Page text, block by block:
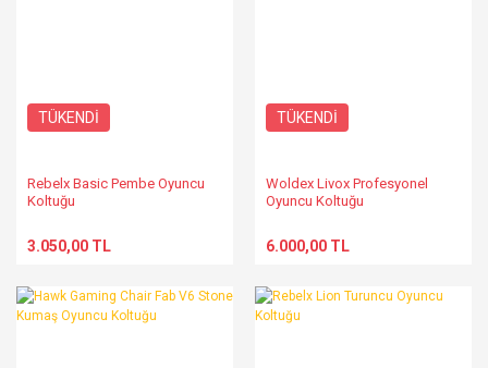
TÜKENDİ
Rebelx Basic Pembe Oyuncu
Koltuğu
3.050,00 TL
TÜKENDİ
Woldex Livox Profesyonel
Oyuncu Koltuğu
6.000,00 TL